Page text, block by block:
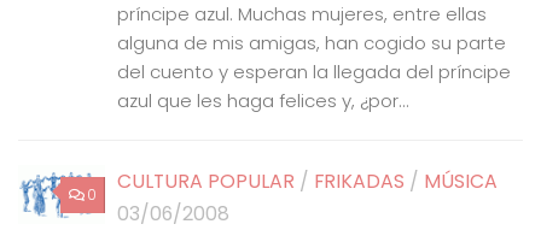
príncipe azul. Muchas mujeres, entre ellas
alguna de mis amigas, han cogido su parte
del cuento y esperan la llegada del príncipe
azul que les haga felices y, ¿por...
0 CULTURA POPULAR / FRIKADAS / MÚSICA
03/06/2008